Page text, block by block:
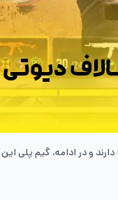
و در ادامه، گیم پلی این